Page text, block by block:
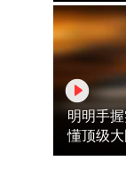
明明手
懂顶级